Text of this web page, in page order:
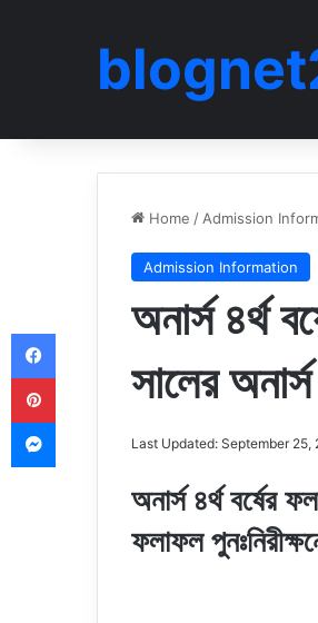
Home / Admission
Admission Information
অনার্স ৪র্থ
সালের
Last Updated: September 25,
অনার্স ৪র্থ বর্ষের
ফলাফল
Facebook
Pinterest
Messenger